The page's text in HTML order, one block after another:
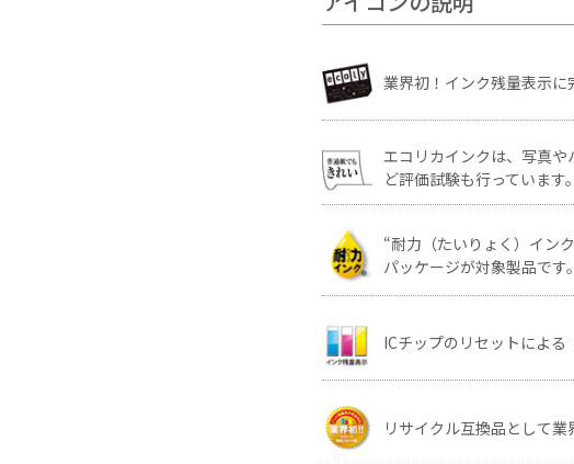
業界初！インク残量表示に
エコリカインクは、写真
ど評価試験も行っています。
“耐力（たいりょく）イン
パッケージが対象製品です。
ICチップのリセットによる
リサイクル互換品として